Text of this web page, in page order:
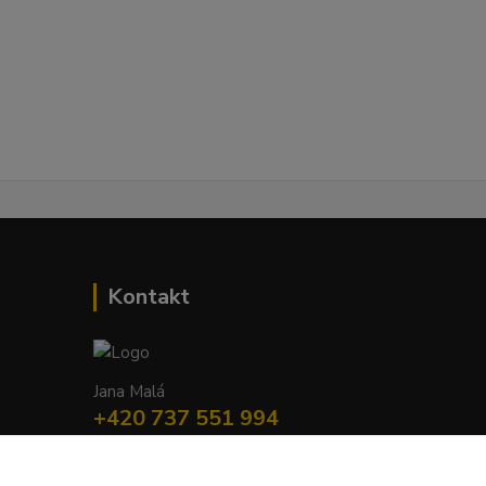
Kontakt
Jana Malá
+420 737 551 994